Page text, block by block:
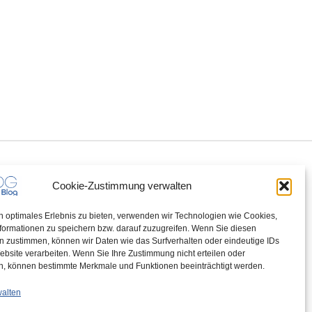
Cookie-Zustimmung verwalten
optimales Erlebnis zu bieten, verwenden wir Technologien wie Cookies,
zu speichern bzw. darauf zuzugreifen. Wenn Sie diesen
zustimmen, können wir Daten wie das Surfverhalten oder eindeutige IDs
verarbeiten. Wenn Sie Ihre Zustimmung nicht erteilen oder
können bestimmte Merkmale und Funktionen beeinträchtigt werden.